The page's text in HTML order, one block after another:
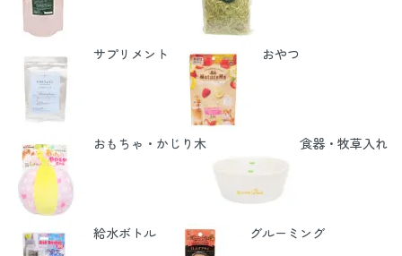
サプリメント おやつ
おもちゃ・かじり木 食器・牧草入れ
給水ボトル グルーミング